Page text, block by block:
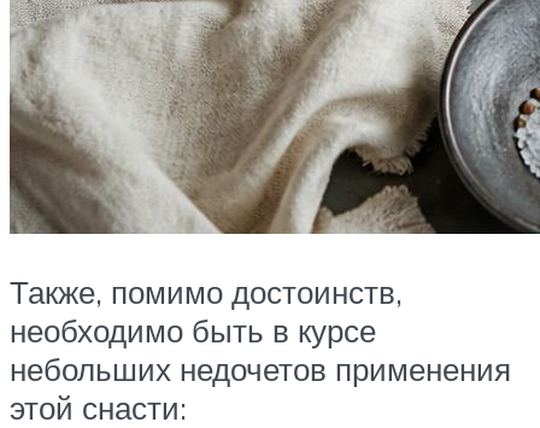
Также, помимо достоинств,
необходимо быть в курсе
небольших недочетов применения
этой снасти: